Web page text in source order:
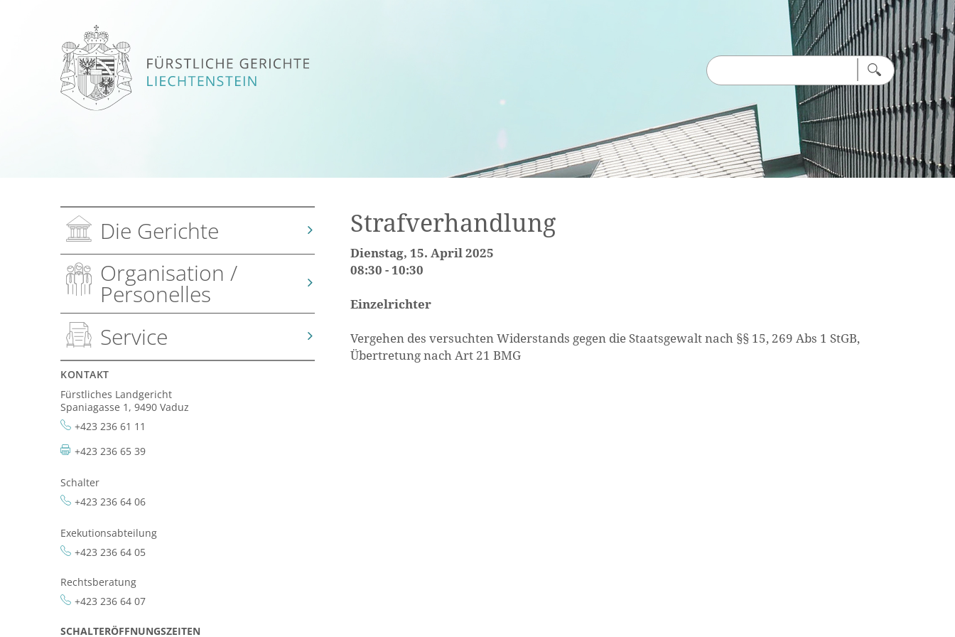
Die Gerichte
Organisation /
Personelles
Service
KONTAKT
Fürstliches Landgericht
Spaniagasse 1, 9490 Vaduz
+423 236 61 11
+423 236 65 39
Schalter
+423 236 64 06
Exekutionsabteilung
+423 236 64 05
Rechtsberatung
+423 236 64 07
SCHALTERÖFFNUNGSZEITEN
Strafverhandlung
Dienstag, 15. April 2025
08:30 - 10:30
Einzelrichter
Vergehen des versuchten Widerstands gegen die Staatsgewalt nach §§ 15, 269 Abs 1 StGB,
Übertretung nach Art 21 BMG